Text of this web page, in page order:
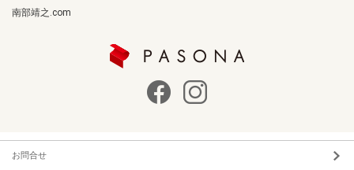
南部靖之.com
お問合せ